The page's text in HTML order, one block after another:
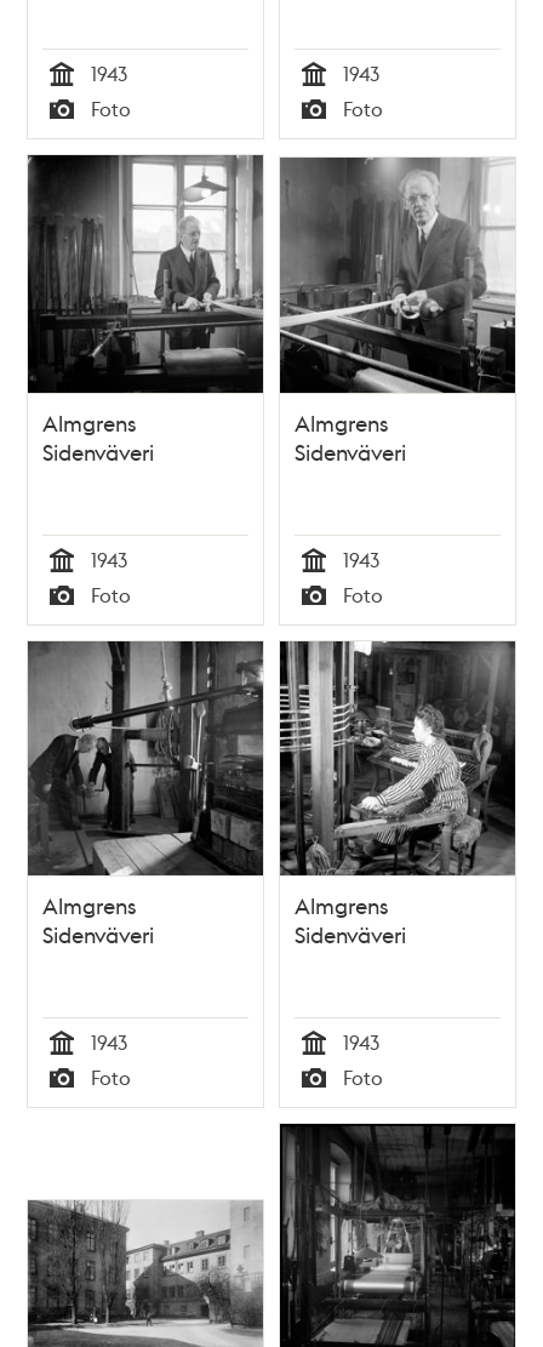
Tid
1943
Typ
Foto Tid
1943
Typ
Foto
Almgrens
Sidenväveri
Tid
1943
Typ
Foto
Almgrens
Sidenväveri
Tid
1943
Typ
Foto
Almgrens
Sidenväveri
Tid
1943
Typ
Foto
Almgrens
Sidenväveri
Tid
1943
Typ
Foto